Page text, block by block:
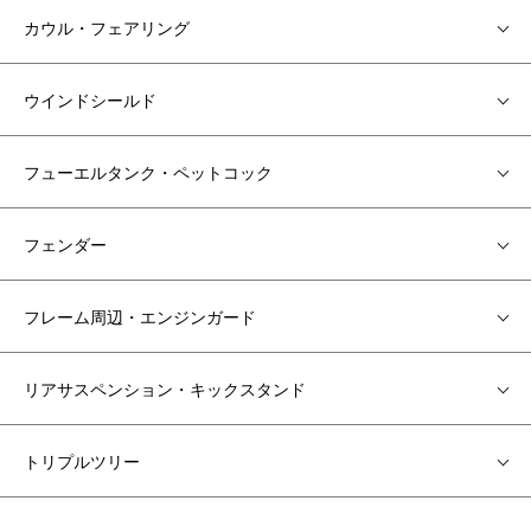
カウル・フェアリング
ウインドシールド
フューエルタンク・ペットコック
フェンダー
フレーム周辺・エンジンガード
リアサスペンション・キックスタンド
トリプルツリー